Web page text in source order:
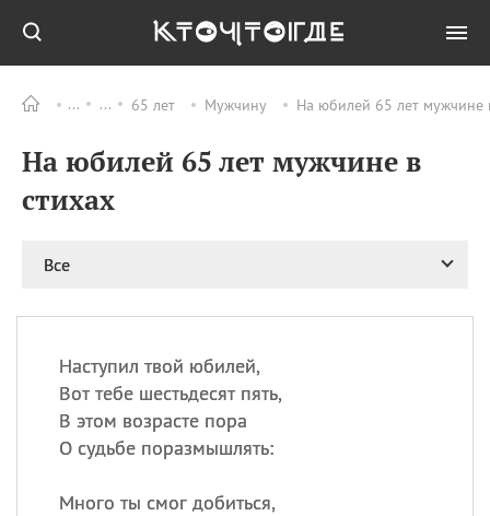
65 лет Мужчину На юбилей 65 лет мужчине
На юбилей 65 лет мужчине в
стихах
Все
Наступил твой юбилей,
Вот тебе шестьдесят пять,
В этом возрасте пора
О судьбе поразмышлять:
Много ты смог добиться,
ПРАЗДНИКИ Все
08.08
День «Счастье
случается» (Happiness
великомученика
больных
09.08